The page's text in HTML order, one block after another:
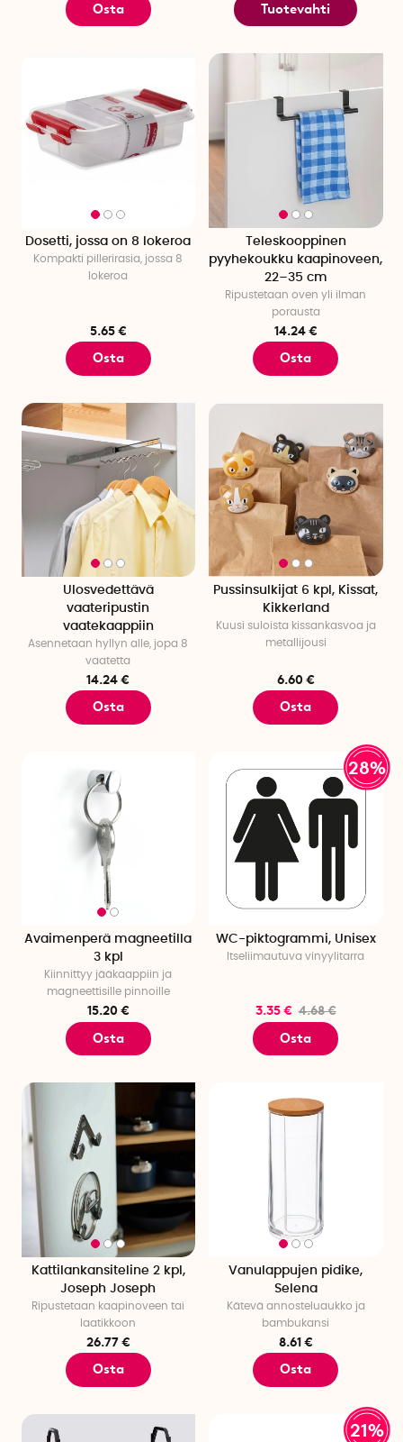
Osta Tuotevahti
Dosetti, jossa on 8 lokeroa
Kompakti pillerirasia, jossa 8
lokeroa
5.65 €
Osta
Teleskooppinen
pyyhekoukku kaapinoveen,
22–35 cm
Ripustetaan oven yli ilman
porausta
14.24 €
Osta
Ulosvedettävä
vaateripustin
vaatekaappiin
Asennetaan hyllyn alle, jopa 8
vaatetta
14.24 €
Osta
Pussinsulkijat 6 kpl, Kissat,
Kikkerland
Kuusi suloista kissankasvoa ja
metallijousi
6.60 €
Osta
Avaimenperä magneetilla
3 kpl
Kiinnittyy jääkaappiin ja
magneettisille pinnoille
15.20 €
Osta
28%
WC-piktogrammi, Unisex
Itseliimautuva vinyylitarra
3.35 € 4.68 €
Osta
Kattilankansiteline 2 kpl,
Joseph Joseph
Ripustetaan kaapinoveen tai
laatikkoon
26.77 €
Osta
Vanulappujen pidike,
Selena
Kätevä annosteluaukko ja
bambukansi
8.61 €
Osta
21%